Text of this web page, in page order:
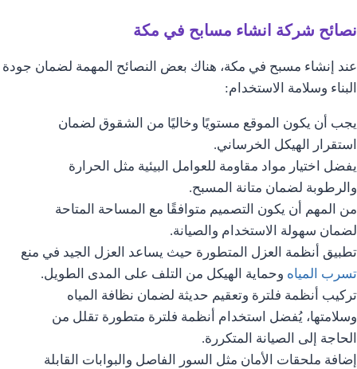
نصائح شركة انشاء مسابح في مكة
عند إنشاء مسبح في مكة، هناك بعض النصائح المهمة لضمان جودة
البناء وسلامة الاستخدام:
يجب أن يكون الموقع مستويًا وخاليًا من الشقوق لضمان
استقرار الهيكل الخرساني.
يفضل اختيار مواد مقاومة للعوامل البيئية مثل الحرارة
والرطوبة لضمان متانة المسبح.
من المهم أن يكون التصميم متوافقًا مع المساحة المتاحة
لضمان سهولة الاستخدام والصيانة.
تطبيق أنظمة العزل المتطورة حيث يساعد العزل الجيد في منع
تسرب المياه وحماية الهيكل من التلف على المدى الطويل.
تركيب أنظمة فلترة وتعقيم حديثة لضمان نظافة المياه
وسلامتها، يُفضل استخدام أنظمة فلترة متطورة تقلل من
الحاجة إلى الصيانة المتكررة.
إضافة ملحقات الأمان مثل السور الفاصل والبوابات القابلة